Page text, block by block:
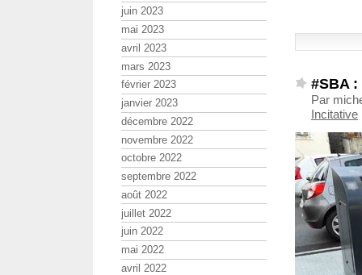
#SBA
Par
Incitative
juin 2023
mai 2023
avril 2023
mars 2023
février 2023
janvier 2023
décembre 2022
novembre 2022
octobre 2022
septembre 2022
août 2022
juillet 2022
juin 2022
mai 2022
avril 2022